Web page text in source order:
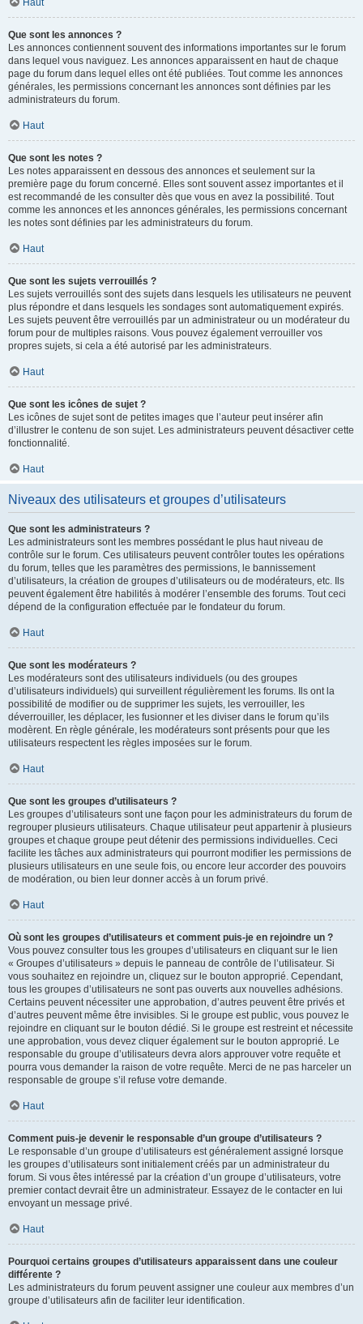
Haut
Que sont les annonces ?
Les annonces contiennent souvent des informations importantes sur le forum
dans lequel vous naviguez. Les annonces apparaissent en haut de chaque
page du forum dans lequel elles ont été publiées. Tout comme les annonces
générales, les permissions concernant les annonces sont définies par les
administrateurs du forum.
Haut
Que sont les notes ?
Les notes apparaissent en dessous des annonces et seulement sur la
première page du forum concerné. Elles sont souvent assez importantes et il
est recommandé de les consulter dès que vous en avez la possibilité. Tout
comme les annonces et les annonces générales, les permissions concernant
les notes sont définies par les administrateurs du forum.
Haut
Que sont les sujets verrouillés ?
Les sujets verrouillés sont des sujets dans lesquels les utilisateurs ne peuvent
plus répondre et dans lesquels les sondages sont automatiquement expirés.
Les sujets peuvent être verrouillés par un administrateur ou un modérateur du
forum pour de multiples raisons. Vous pouvez également verrouiller vos
propres sujets, si cela a été autorisé par les administrateurs.
Haut
Que sont les icônes de sujet ?
Les icônes de sujet sont de petites images que l’auteur peut insérer afin
d’illustrer le contenu de son sujet. Les administrateurs peuvent désactiver cette
fonctionnalité.
Haut
Niveaux des utilisateurs et groupes d’utilisateurs
Que sont les administrateurs ?
Les administrateurs sont les membres possédant le plus haut niveau de
contrôle sur le forum. Ces utilisateurs peuvent contrôler toutes les opérations
du forum, telles que les paramètres des permissions, le bannissement
d’utilisateurs, la création de groupes d’utilisateurs ou de modérateurs, etc. Ils
peuvent également être habilités à modérer l’ensemble des forums. Tout ceci
dépend de la configuration effectuée par le fondateur du forum.
Haut
Que sont les modérateurs ?
Les modérateurs sont des utilisateurs individuels (ou des groupes
d’utilisateurs individuels) qui surveillent régulièrement les forums. Ils ont la
possibilité de modifier ou de supprimer les sujets, les verrouiller, les
déverrouiller, les déplacer, les fusionner et les diviser dans le forum qu’ils
modèrent. En règle générale, les modérateurs sont présents pour que les
utilisateurs respectent les règles imposées sur le forum.
Haut
Que sont les groupes d’utilisateurs ?
Les groupes d’utilisateurs sont une façon pour les administrateurs du forum de
regrouper plusieurs utilisateurs. Chaque utilisateur peut appartenir à plusieurs
groupes et chaque groupe peut détenir des permissions individuelles. Ceci
facilite les tâches aux administrateurs qui pourront modifier les permissions de
plusieurs utilisateurs en une seule fois, ou encore leur accorder des pouvoirs
de modération, ou bien leur donner accès à un forum privé.
Haut
Où sont les groupes d’utilisateurs et comment puis-je en rejoindre un ?
Vous pouvez consulter tous les groupes d’utilisateurs en cliquant sur le lien
« Groupes d’utilisateurs » depuis le panneau de contrôle de l’utilisateur. Si
vous souhaitez en rejoindre un, cliquez sur le bouton approprié. Cependant,
tous les groupes d’utilisateurs ne sont pas ouverts aux nouvelles adhésions.
Certains peuvent nécessiter une approbation, d’autres peuvent être privés et
d’autres peuvent même être invisibles. Si le groupe est public, vous pouvez le
rejoindre en cliquant sur le bouton dédié. Si le groupe est restreint et nécessite
une approbation, vous devez cliquer également sur le bouton approprié. Le
responsable du groupe d’utilisateurs devra alors approuver votre requête et
pourra vous demander la raison de votre requête. Merci de ne pas harceler un
responsable de groupe s’il refuse votre demande.
Haut
Comment puis-je devenir le responsable d’un groupe d’utilisateurs ?
Le responsable d’un groupe d’utilisateurs est généralement assigné lorsque
les groupes d’utilisateurs sont initialement créés par un administrateur du
forum. Si vous êtes intéressé par la création d’un groupe d’utilisateurs, votre
premier contact devrait être un administrateur. Essayez de le contacter en lui
envoyant un message privé.
Haut
Pourquoi certains groupes d’utilisateurs apparaissent dans une couleur
différente ?
Les administrateurs du forum peuvent assigner une couleur aux membres d’un
groupe d’utilisateurs afin de faciliter leur identification.